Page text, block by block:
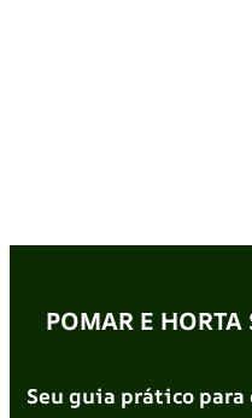
POMAR E HORTA
Seu guia prático